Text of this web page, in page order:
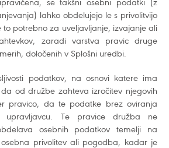
se takšni osebni podatki (z
lahko obdelujejo le s privolitvijo
to potrebno za uveljavljanje, izvajanje ali
zaradi varstva pravic druge
določenih v Splošni uredbi.
podatkov, na osnovi katere ima
od družbe zahteva izročitev njegovih
pravico, da te podatke brez oviranja
upravljavcu. Te pravice družba ne
osebnih podatkov temelji na
privolitev ali pogodba, kadar je